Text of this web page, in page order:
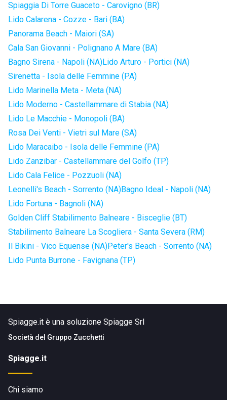
Spiaggia Di Torre Guaceto - Carovigno (BR)
Lido Calarena - Cozze - Bari (BA)
Panorama Beach - Maiori (SA)
Cala San Giovanni - Polignano A Mare (BA)
Bagno Sirena - Napoli (NA)Lido Arturo - Portici (NA)
Sirenetta - Isola delle Femmine (PA)
Lido Marinella Meta - Meta (NA)
Lido Moderno - Castellammare di Stabia (NA)
Lido Le Macchie - Monopoli (BA)
Rosa Dei Venti - Vietri sul Mare (SA)
Lido Maracaibo - Isola delle Femmine (PA)
Lido Zanzibar - Castellammare del Golfo (TP)
Lido Cala Felice - Pozzuoli (NA)
Leonelli's Beach - Sorrento (NA)Bagno Ideal - Napoli (NA)
Lido Fortuna - Bagnoli (NA)
Golden Cliff Stabilimento Balneare - Bisceglie (BT)
Stabilimento Balneare La Scogliera - Santa Severa (RM)
Il Bikini - Vico Equense (NA)Peter's Beach - Sorrento (NA)
Lido Punta Burrone - Favignana (TP)
Spiagge.it è una soluzione Spiagge Srl
Società del Gruppo Zucchetti
Spiagge.it
Chi siamo